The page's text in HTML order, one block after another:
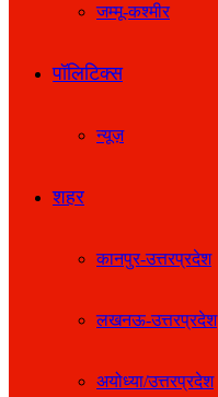
जम्मू-कश्मीर
पॉलिटिक्स
न्यूज़
शहर
कानपुर-उत्तरप्रदेश
लखनऊ-उत्तरप्रदेश
अयोध्या/उत्तरप्रदेश